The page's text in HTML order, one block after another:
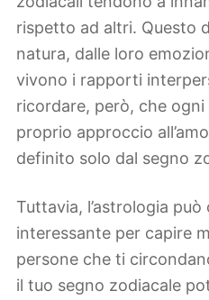
rispetto ad altri. Questo
natura, dalle loro
vivono i rapporti
ricordare, però, che ogni
proprio approccio
definito solo dal segno
Tuttavia, l’astrologia
interessante per capire
persone che ti
il tuo segno zodiacale